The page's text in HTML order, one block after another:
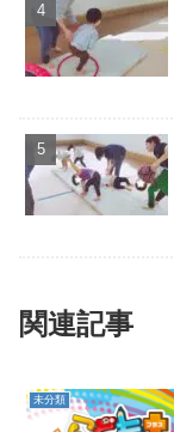
関連記事
未分類